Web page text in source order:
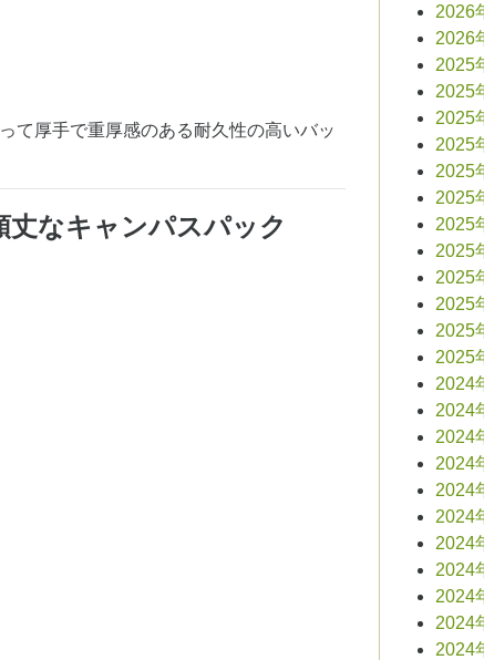
て厚手で重厚感のある耐久性の高いバッ
なキャンパスパック
2026
2026
2025
2025
2025
2025
2025
2025
2025
2025
2025
2025
2025
2025
2024
2024
2024
2024
2024
2024
2024
2024
2024
2024
2024